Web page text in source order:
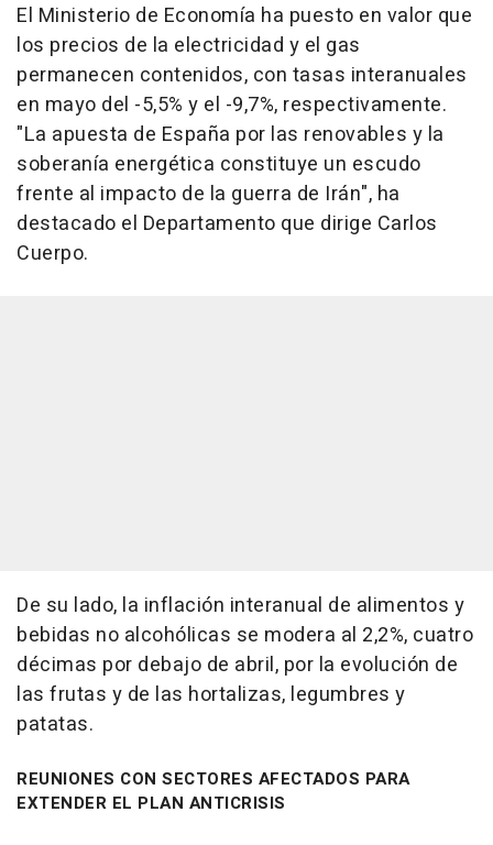
El Ministerio de Economía ha puesto en valor que
los precios de la electricidad y el gas
permanecen contenidos, con tasas interanuales
en mayo del -5,5% y el -9,7%, respectivamente.
"La apuesta de España por las renovables y la
soberanía energética constituye un escudo
frente al impacto de la guerra de Irán", ha
destacado el Departamento que dirige Carlos
Cuerpo.
De su lado, la inflación interanual de alimentos y
bebidas no alcohólicas se modera al 2,2%, cuatro
décimas por debajo de abril, por la evolución de
las frutas y de las hortalizas, legumbres y
patatas.
REUNIONES CON SECTORES AFECTADOS PARA
EXTENDER EL PLAN ANTICRISIS